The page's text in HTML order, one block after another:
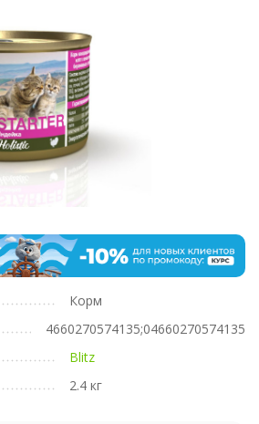
Корм
4660270574135;04660270574135
Blitz
2.4 кг